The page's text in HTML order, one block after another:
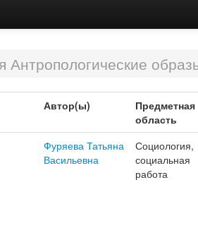
Автор(ы)
Предметная
область
Фуряева Татьяна
Васильевна
Социология,
социальная
работа